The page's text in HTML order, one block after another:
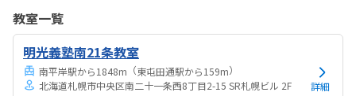
気持ちになれて良かった。
教室一覧
明光義塾南21条教室
南平岸駅から1848m （東屯田通駅から159m）
北海道札幌市中央区南二十一条西8丁目2-15 SR札幌ビル 2F
詳細